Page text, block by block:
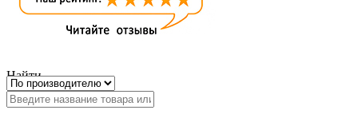
Найти